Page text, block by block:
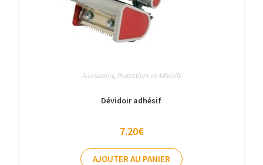
Accessoires Protections et Adhésifs
Dévidoir adhésif
7.20€
AJOUTER AU PANIER